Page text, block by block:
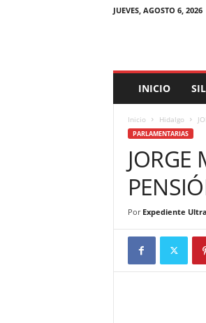
JUEVES, AGOSTO 6, 2026
p
INICIO
Inicio Hidalgo
PARLAMENTARIAS
JORGE
Por Expediente Ultra